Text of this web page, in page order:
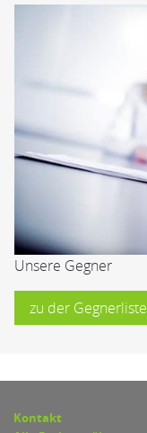
Unsere Gegner
zu der Gegnerliste
Kontakt